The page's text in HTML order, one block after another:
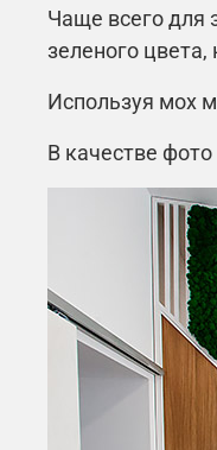
Чаще всего для
зеленого
Используя мох
В качестве